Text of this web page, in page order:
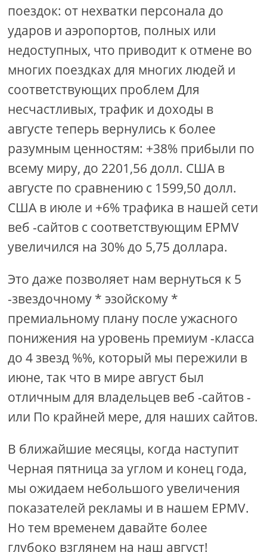
поездок: от нехватки персонала до
ударов и аэропортов, полных или
недоступных, что приводит к отмене во
многих поездках для многих людей и
соответствующих проблем Для
несчастливых, трафик и доходы в
августе теперь вернулись к более
разумным ценностям: +38% прибыли по
всему миру, до 2201,56 долл. США в
августе по сравнению с 1599,50 долл.
США в июле и +6% трафика в нашей сети
веб -сайтов с соответствующим EPMV
увеличился на 30% до 5,75 доллара.
Это даже позволяет нам вернуться к 5
-звездочному * эзойскому *
премиальному плану после ужасного
понижения на уровень премиум -класса
до 4 звезд %%, который мы пережили в
июне, так что в мире август был
отличным для владельцев веб -сайтов -
или По крайней мере, для наших сайтов.
В ближайшие месяцы, когда наступит
Черная пятница за углом и конец года,
мы ожидаем небольшого увеличения
показателей рекламы и в нашем EPMV.
Но тем временем давайте более
глубоко взглянем на наш август!